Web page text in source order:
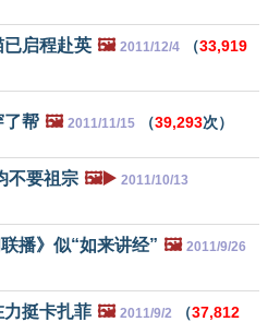
启程赴英 🖼️ 2011/12/4 （33,919
了帮 🖼️ 2011/11/15 （39,293次）
不要祖宗 🖼️▶️ 2011/10/13
播》似“如来讲经” 🖼️ 2011/9/26
挺卡扎菲 🖼️ 2011/9/2 （37,812